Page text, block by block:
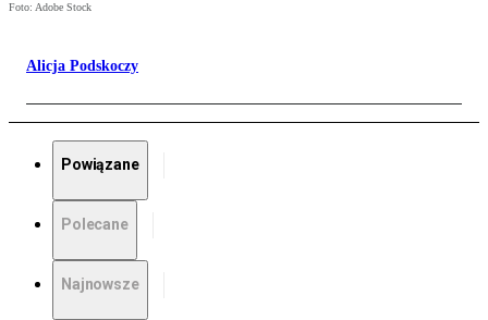
Foto: Adobe Stock
Alicja Podskoczy
Powiązane
Polecane
Najnowsze